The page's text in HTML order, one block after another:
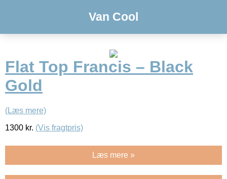
Van Cool
Flat Top Francis – Black
Gold
(Læs mere)
1300 kr. (Vis fragtpris)
Læs mere »